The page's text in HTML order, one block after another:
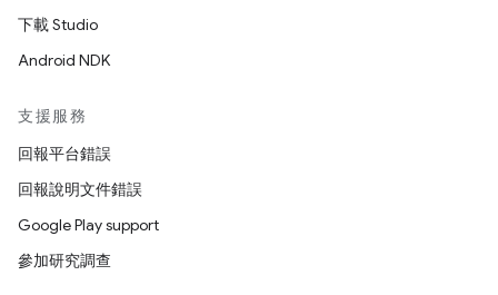
下載 Studio
Android NDK
支援服務
回報平台錯誤
回報說明文件錯誤
Google Play support
參加研究調查